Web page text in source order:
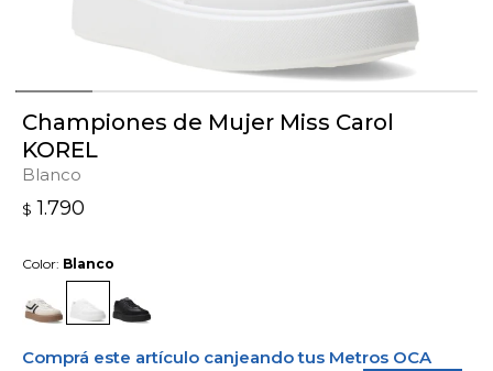
Championes de Mujer Miss Carol
KOREL
Blanco
$ 1.790
Color: Blanco
Comprá este artículo canjeando tus Metros OCA